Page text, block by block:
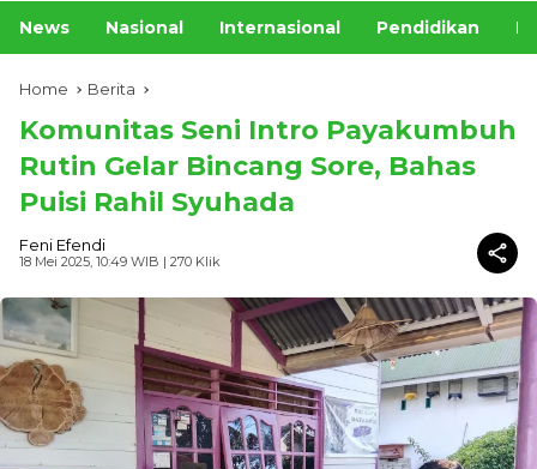
News Nasional Internasional Pendidikan
Home Berita
Komunitas Seni Intro Payakumbuh
Rutin Gelar Bincang Sore, Bahas
Puisi Rahil Syuhada
Feni Efendi
18 Mei 2025, 10:49 WIB | 270 Klik